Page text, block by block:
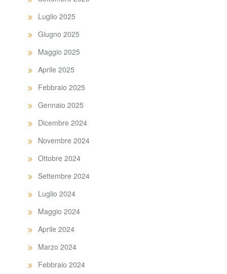
Luglio 2025
Giugno 2025
Maggio 2025
Aprile 2025
Febbraio 2025
Gennaio 2025
Dicembre 2024
Novembre 2024
Ottobre 2024
Settembre 2024
Luglio 2024
Maggio 2024
Aprile 2024
Marzo 2024
Febbraio 2024